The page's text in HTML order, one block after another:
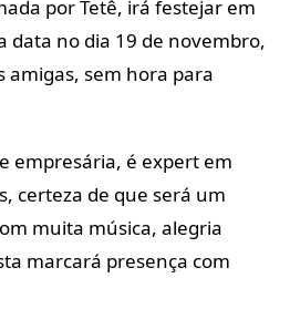
por Tetê, irá festejar em
data no dia 19 de novembro,
amigas, sem hora para
empresária, é expert em
certeza de que será um
muita música, alegria
marcará presença com